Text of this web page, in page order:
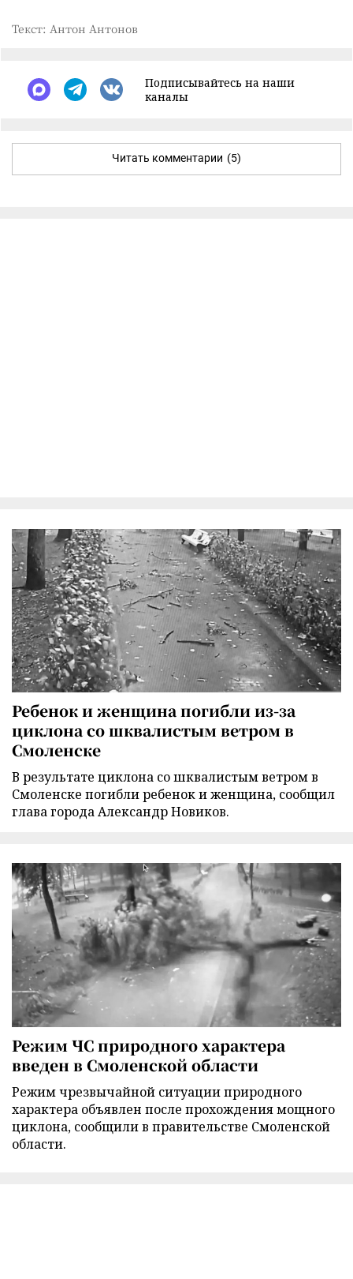
Текст: Антон Антонов
Подписывайтесь на наши
каналы
Читать комментарии (5)
Ребенок и женщина погибли из-за
циклона со шквалистым ветром в
Смоленске
В результате циклона со шквалистым ветром в
Смоленске погибли ребенок и женщина, сообщил
глава города Александр Новиков.
Режим ЧС природного характера
введен в Смоленской области
Режим чрезвычайной ситуации природного
характера объявлен после прохождения мощного
циклона, сообщили в правительстве Смоленской
области.